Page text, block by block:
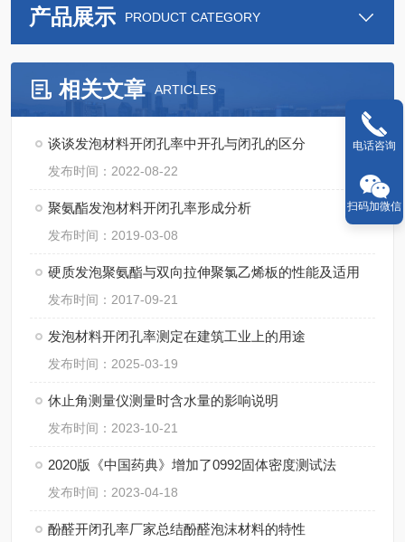
产品展示 PRODUCT CATEGORY
相关文章 ARTICLES
谈谈发泡材料开闭孔率中开孔与闭孔的区分
发布时间：2022-08-22
聚氨酯发泡材料开闭孔率形成分析
发布时间：2019-03-08
硬质发泡聚氨酯与双向拉伸聚氯乙烯板的性能及适用
发布时间：2017-09-21
发泡材料开闭孔率测定在建筑工业上的用途
发布时间：2025-03-19
休止角测量仪测量时含水量的影响说明
发布时间：2023-10-21
2020版《中国药典》增加了0992固体密度测试法
发布时间：2023-04-18
酚醛开闭孔率厂家总结酚醛泡沫材料的特性
电话咨询
扫码加微信